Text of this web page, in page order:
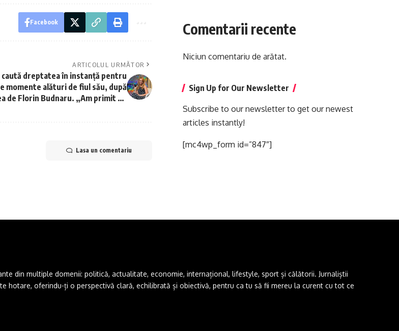
Facebook
ARTICOLUL URMĂTOR
caută dreptatea în instanță pentru
momente alături de fiul său, după
de Florin Budnaru. „Am primit un
Lasa un comentariu
Comentarii recente
Niciun comentariu de arătat.
Sign Up for Our Newsletter
Subscribe to our newsletter to get our newest
articles instantly!
[mc4wp_form id=”847″]
din multiple domenii: politică, actualitate, economie, internațional, lifestyle, sport și călătorii. Jurnaliștii
hotare, oferindu-ți o perspectivă clară, echilibrată și obiectivă, pentru ca tu să fii mereu la curent cu tot ce